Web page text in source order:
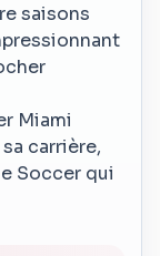
saisons
Miami
carrière,
Soccer qui